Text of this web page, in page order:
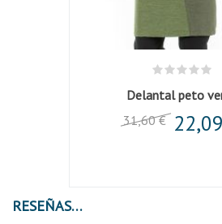
Delantal peto
31,60 €
RESEÑAS